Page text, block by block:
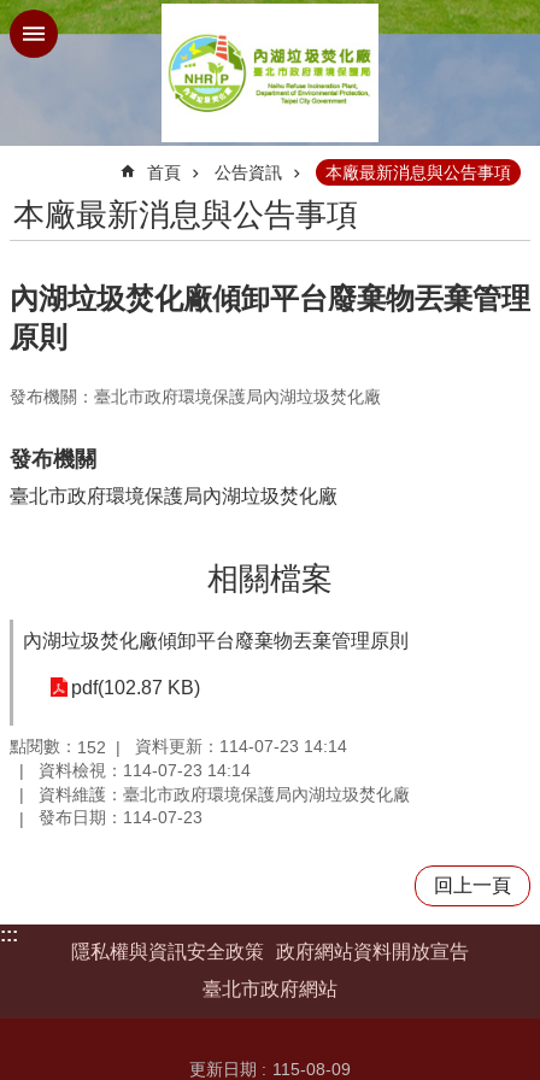
跳到主要內容區塊
首頁 公告資訊 本廠最新消息與公告事項
本廠最新消息與公告事項
內湖垃圾焚化廠傾卸平台廢棄物丟棄管理
原則
發布機關：臺北市政府環境保護局內湖垃圾焚化廠
發布機關
臺北市政府環境保護局內湖垃圾焚化廠
相關檔案
內湖垃圾焚化廠傾卸平台廢棄物丟棄管理原則
pdf(102.87 KB)
點閱數： 152
資料更新：114-07-23 14:14
資料檢視：114-07-23 14:14
資料維護：臺北市政府環境保護局內湖垃圾焚化廠
發布日期：114-07-23
回上一頁
:::
隱私權與資訊安全政策 政府網站資料開放宣告
臺北市政府網站
更新日期 115-08-09